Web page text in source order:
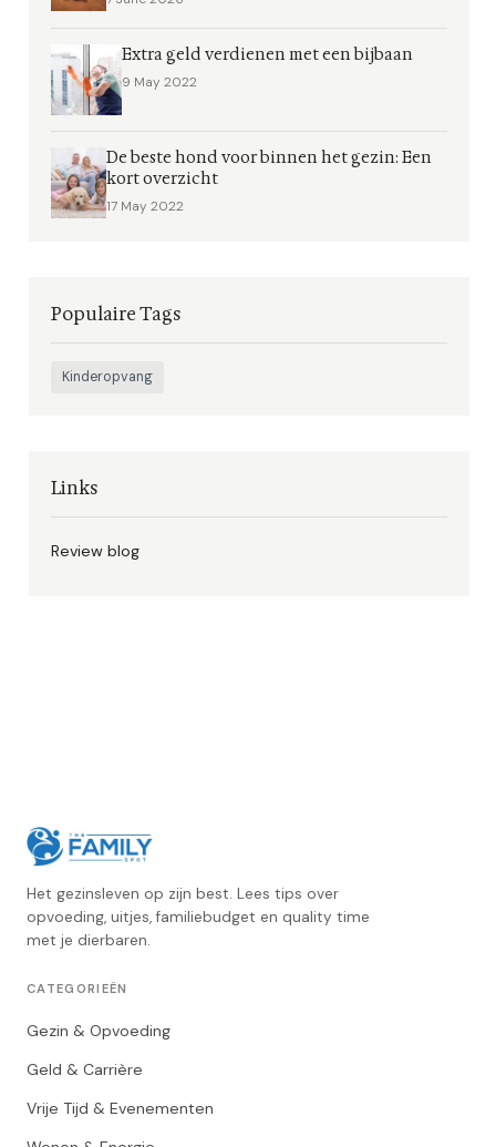
Extra geld verdienen met een bijbaan
9 May 2022
De beste hond voor binnen het gezin: Een
kort overzicht
17 May 2022
Populaire Tags
Kinderopvang
Links
Review blog
Het gezinsleven op zijn best. Lees tips over
opvoeding, uitjes, familiebudget en quality time
met je dierbaren.
CATEGORIEËN
Gezin & Opvoeding
Geld & Carrière
Vrije Tijd & Evenementen